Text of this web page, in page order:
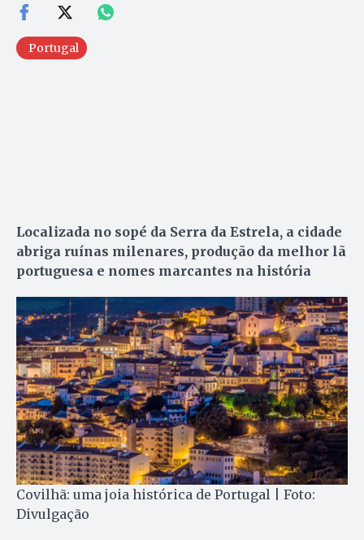
Portugal
Localizada no sopé da Serra da Estrela, a cidade
abriga ruínas milenares, produção da melhor lã
portuguesa e nomes marcantes na história
Covilhã: uma joia histórica de Portugal | Foto:
Divulgação